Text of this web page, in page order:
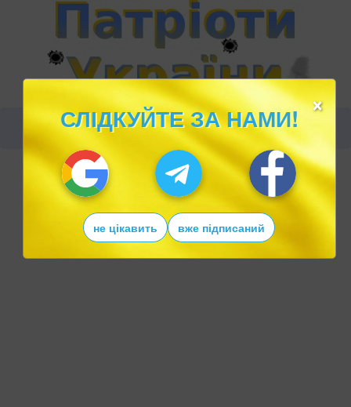
×
СЛІДКУЙТЕ ЗА НАМИ!
не цікавить вже підписаний